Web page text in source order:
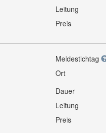
Leitung
Preis
Meldestichtag
Ort
Dauer
Leitung
Preis